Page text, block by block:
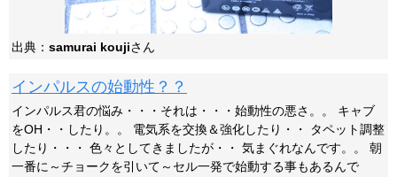
出典： samurai koujiさん
インパルスの始動性？？
インパルス君の悩み・・・それは・・・始動性の悪さ。。 キャブ
をOH・・したり。。 電気系を交換＆強化したり・・ タペット調整
したり・・・ 色々としてきましたが・・ 気まぐれなんです。。 朝
一番に～チョークを引いて～セル一発で始動する事もあるんで